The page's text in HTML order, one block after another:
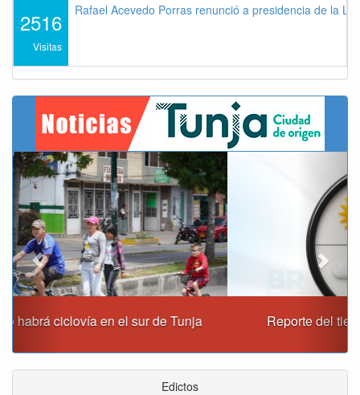
2516
Visitas
Rafael Acevedo Porras renunció a presidencia de la
Reporte del tiempo en Boyacá para el jueves
Previous
Edictos